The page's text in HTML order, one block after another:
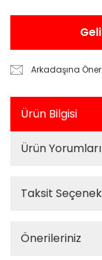
Arkadaşına Öner
Ürün Bilgisi
Ürün Yorumları
Taksit
Önerileriniz